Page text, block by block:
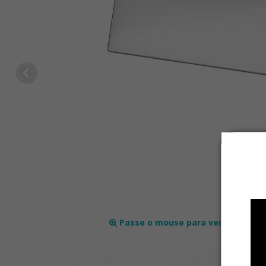
Passe o mouse para ver mais